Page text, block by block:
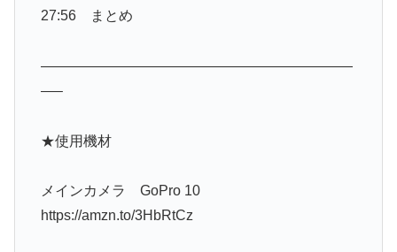
27:56 まとめ
——————————————————————
—–
★使用機材
メインカメラ GoPro 10
https://amzn.to/3HbRtCz